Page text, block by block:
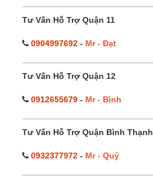
Tư Vấn Hỗ Trợ Quận 11
0904997692 - Mr - Đạt
Tư Vấn Hỗ Trợ Quận 12
0912655679 - Mr - Bình
Tư Vấn Hỗ Trợ Quận Bình Thạnh
0932377972 - Mr - Quý